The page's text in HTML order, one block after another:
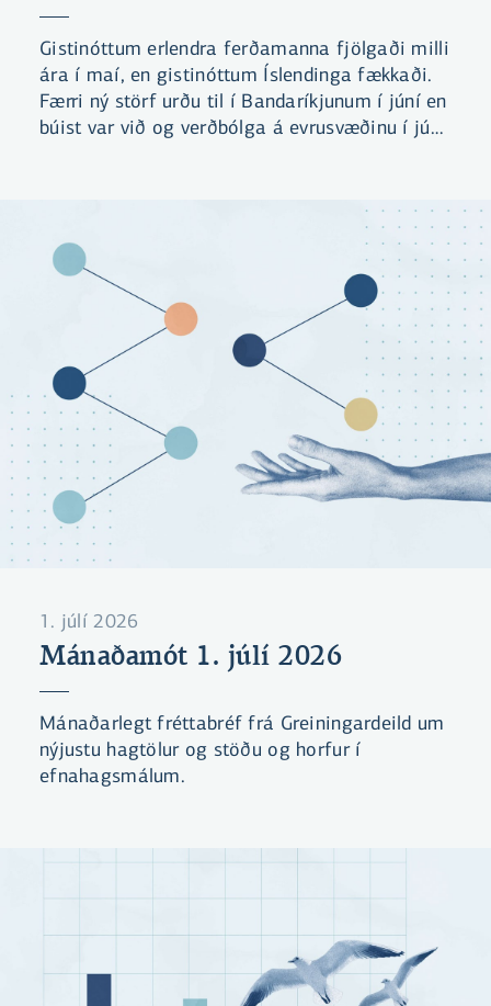
Gistinóttum erlendra ferðamanna fjölgaði milli
ára í maí, en gistinóttum Íslendinga fækkaði.
Færri ný störf urðu til í Bandaríkjunum í júní en
búist var við og verðbólga á evrusvæðinu í júní
1. júlí 2026
Mánaðamót 1. júlí 2026
Mánaðarlegt fréttabréf frá Greiningardeild um
nýjustu hagtölur og stöðu og horfur í
efnahagsmálum.